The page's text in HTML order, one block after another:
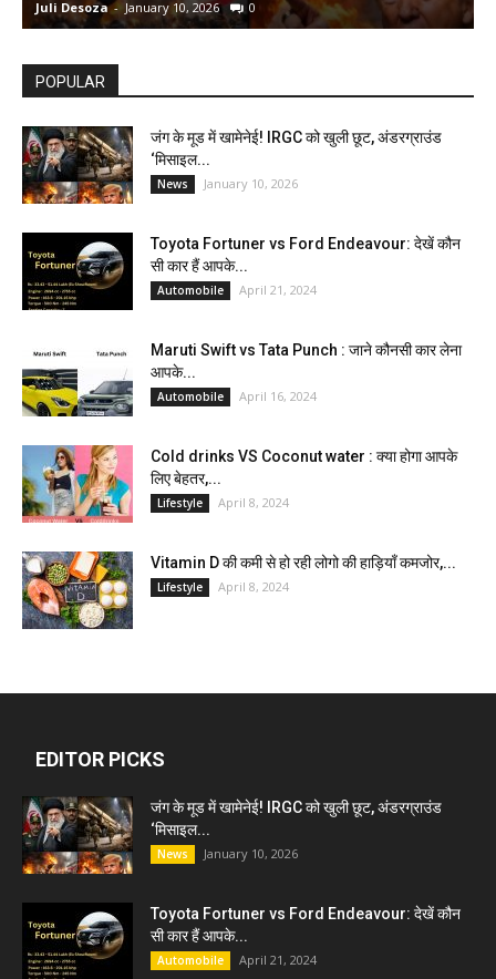
Juli Desoza - January 10, 2026 0
POPULAR
जंग के मूड में खामेनेई! IRGC को खुली छूट, अंडरग्राउंड
‘मिसाइल...
News January 10, 2026
Toyota Fortuner vs Ford Endeavour: देखें कौन
सी कार हैं आपके...
Automobile April 21, 2024
Maruti Swift vs Tata Punch : जाने कौनसी कार लेना
आपके...
Automobile April 16, 2024
Cold drinks VS Coconut water : क्या होगा आपके
लिए बेहतर,...
Lifestyle April 8, 2024
Vitamin D की कमी से हो रही लोगो की हाड़ियाँ कमजोर,...
Lifestyle April 8, 2024
EDITOR PICKS
जंग के मूड में खामेनेई! IRGC को खुली छूट, अंडरग्राउंड
‘मिसाइल...
News January 10, 2026
Toyota Fortuner vs Ford Endeavour: देखें कौन
सी कार हैं आपके...
Automobile April 21, 2024